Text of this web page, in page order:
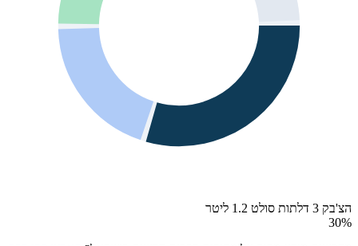
הצ'בק 3 דלתות סולט 1.2 ליטר
30%